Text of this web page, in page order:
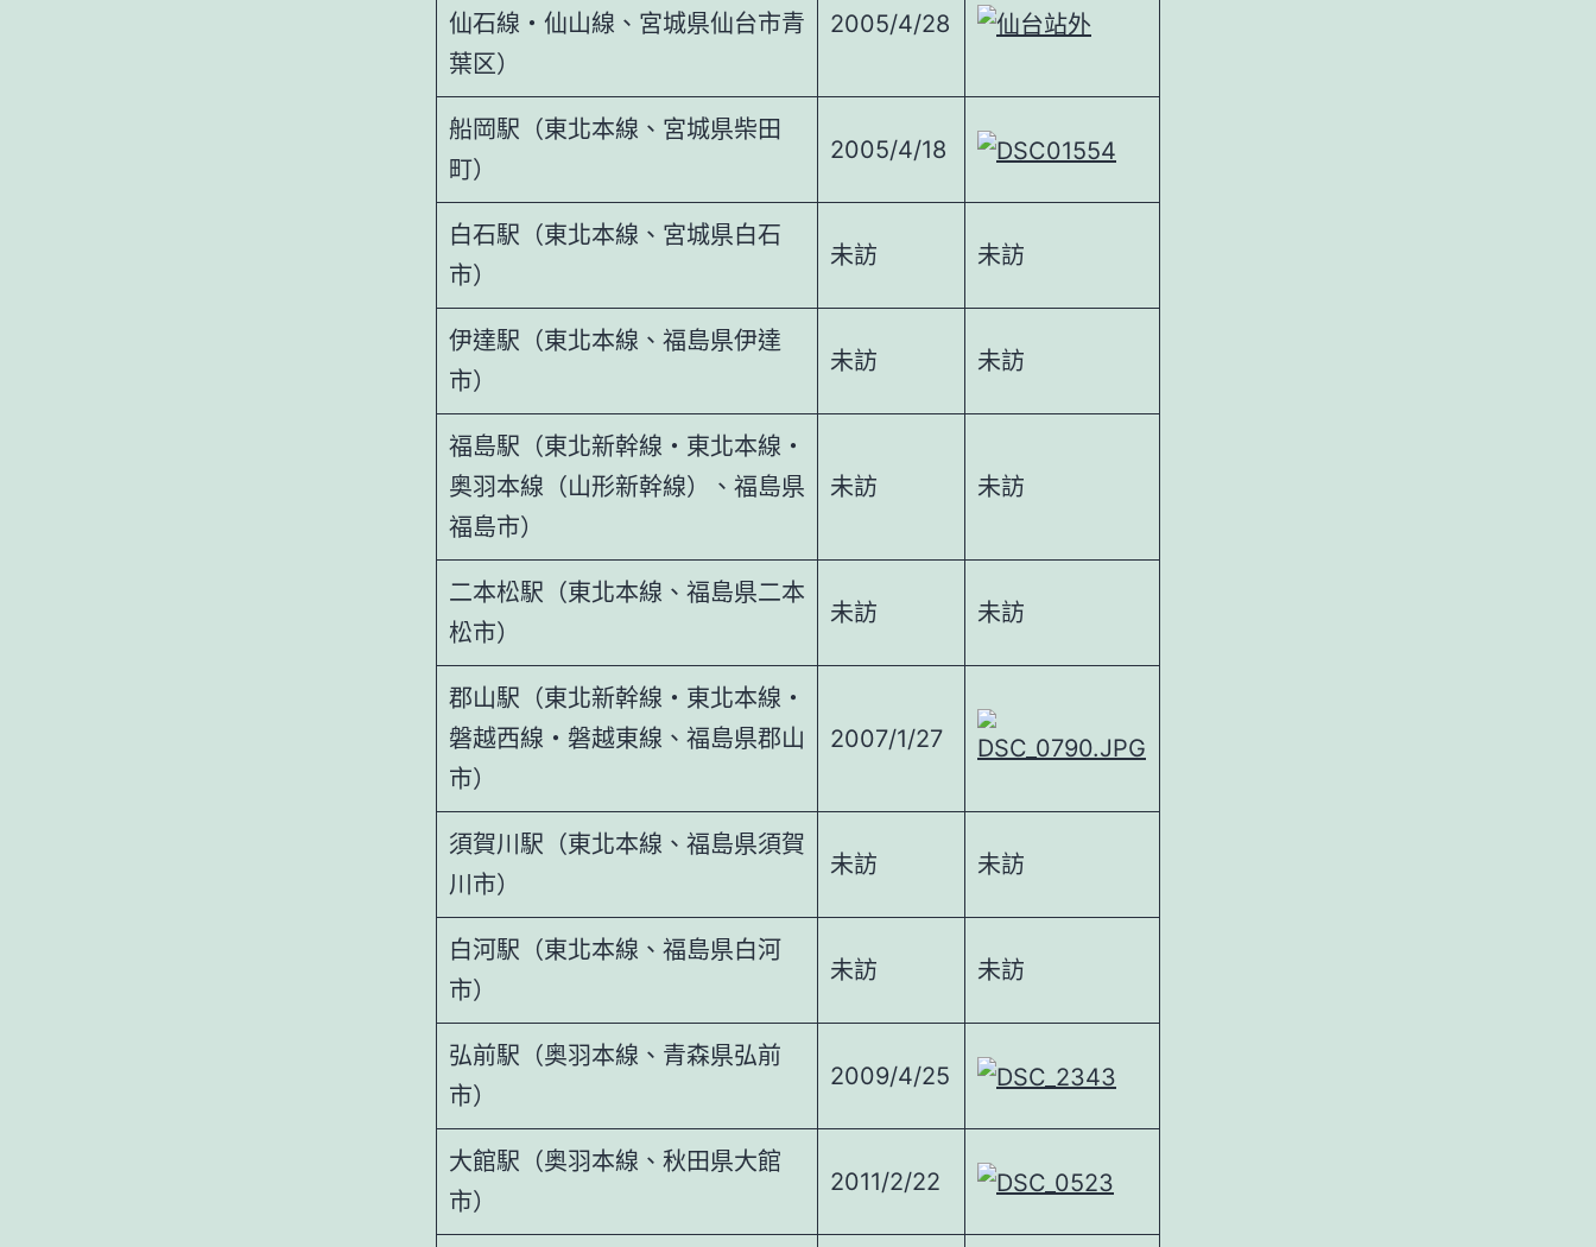
仙石線・仙山線、宮城県仙台市青
葉区）
2005/4/28
船岡駅（東北本線、宮城県柴田
町）
2005/4/18
白石駅（東北本線、宮城県白石
市）
未訪 未訪
伊達駅（東北本線、福島県伊達
市）
未訪 未訪
福島駅（東北新幹線・東北本線・
奥羽本線（山形新幹線）、福島県
福島市）
未訪 未訪
二本松駅（東北本線、福島県二本
松市）
未訪 未訪
郡山駅（東北新幹線・東北本線・
磐越西線・磐越東線、福島県郡山
市）
2007/1/27
須賀川駅（東北本線、福島県須賀
川市）
未訪 未訪
白河駅（東北本線、福島県白河
市）
未訪 未訪
弘前駅（奥羽本線、青森県弘前
市）
2009/4/25
大館駅（奥羽本線、秋田県大館
市）
2011/2/22